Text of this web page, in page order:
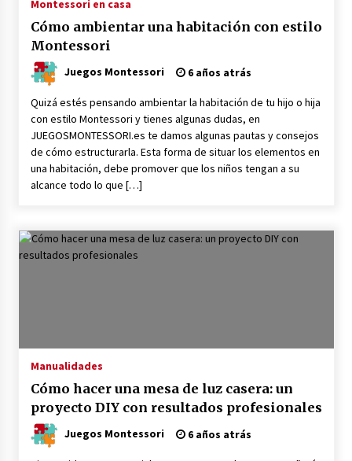
Montessori
3 años atrás
Bautizo: La Tendencia Artesanal
Torre Rosa Montessori: un pilar fundamental
en la educación temprana
3 años atrás
Cuándo deberían empezar los niños a hacer
4 años atrás
Montessori en casa
Cómo ambientar una habitación con estilo
Montessori
Juegos Montessori 6 años atrás
Quizá estés pensando ambientar la habitación de tu hijo o hija
con estilo Montessori y tienes algunas dudas, en
JUEGOSMONTESSORI.es te damos algunas pautas y consejos
de cómo estructurarla. Esta forma de situar los elementos en
una habitación, debe promover que los niños tengan a su
alcance todo lo que […]
Manualidades
Cómo hacer una mesa de luz casera: un
proyecto DIY con resultados profesionales
Juegos Montessori 6 años atrás